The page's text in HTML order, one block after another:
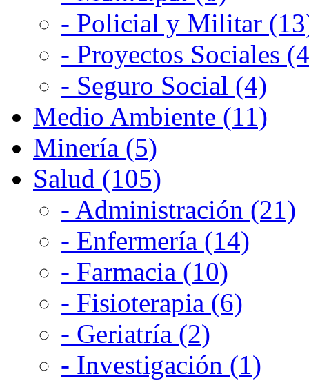
- Policial y Militar
- Proyectos Sociales
- Seguro Social (4)
Medio Ambiente (11)
Minería (5)
Salud (105)
- Administración (21)
- Enfermería (14)
- Farmacia (10)
- Fisioterapia (6)
- Geriatría (2)
- Investigación (1)